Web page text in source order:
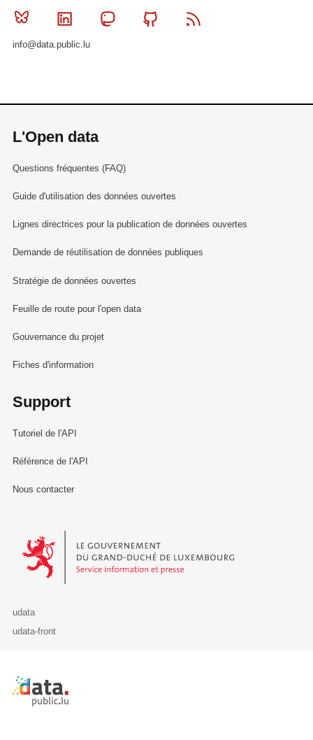
Bluesky Linkedin MastodonGithub
info@data.public.lu
L'Open data
Questions fréquentes (FAQ)
Guide d'utilisation des données ouvertes
Lignes directrices pour la publication de données ouvertes
Demande de réutilisation de données publiques
Stratégie de données ouvertes
Feuille de route pour l'open data
Gouvernance du projet
Fiches d'information
Support
Tutoriel de l'API
Référence de l'API
Nous contacter
Le Gouvernement du Grand-Duché de Luxembourg - Service
udata
udata-front
Retour à l'accueil de data.public.lu